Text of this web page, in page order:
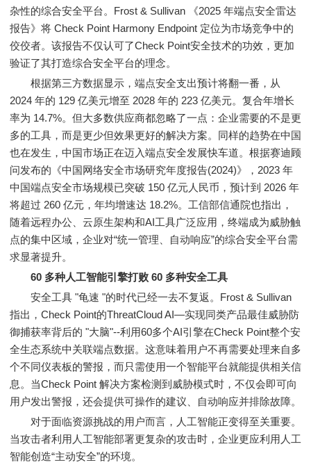
杂性的综合安全平台。Frost & Sullivan 《2025 年端点安全雷达
报告》将 Check Point Harmony Endpoint 定位为市场竞争中的
佼佼者。该报告不仅认可了Check Point安全技术的功效，更加
验证了其打造综合安全平台的理念。
根据第三方数据显示，端点安全支出预计将翻一番，从
2024 年的 129 亿美元增至 2028 年的 223 亿美元。复合年增长
率为 14.7%。但大多数供应商都忽略了一点：企业需要的不是更
多的工具，而是更少但效果更好的解决方案。同样的趋势在中国
也在发生，中国市场正在迈入端点安全发展快车道。根据赛迪顾
问发布的《中国网络安全市场研究年度报告(2024)》，2023 年
中国端点安全市场规模已突破 150 亿元人民币，预计到 2026 年
将超过 260 亿元，年均增速达 18.2%。工信部信通院也指出，
随着远程办公、云原生架构和AI工具广泛应用，终端成为威胁触
点的集中区域，企业对“统一管理、自动响应”的综合安全平台需
求显著提升。
60 多种人工智能引擎打败 60 多种安全工具
安全工具 "龟速 "的时代已经一去不复返。Frost & Sullivan
指出，Check Point的ThreatCloud AI—实现同类产品最佳威胁防
御捕获率背后的 "大脑"--利用60多个AI引擎在Check Point整个安
全生态系统中关联端点数据。这意味着用户不再需要处理来自多
个不同仪表板的警报，而只需使用一个智能平台就能提供相关信
息。当Check Point 解决方案检测到威胁模式时，不仅会即可向
用户发出警报，还会提供可操作的建议、自动响应并排除故障。
对于面临资源挑战的用户而言，人工智能正变得至关重要。
当攻击者利用人工智能部署更复杂的攻击时，企业更应利用人工
智能创造“主动安全”的环境。